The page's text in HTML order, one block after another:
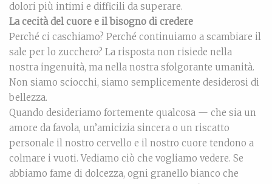
dolori più intimi e difficili da superare.
La cecità del cuore e il bisogno di credere
Perché ci caschiamo? Perché continuiamo a scambiare il
sale per lo zucchero? La risposta non risiede nella
nostra ingenuità, ma nella nostra sfolgorante umanità.
Non siamo sciocchi, siamo semplicemente desiderosi di
bellezza.
Quando desideriamo fortemente qualcosa — che sia un
amore da favola, un’amicizia sincera o un riscatto
personale il nostro cervello e il nostro cuore tendono a
colmare i vuoti. Vediamo ciò che vogliamo vedere. Se
abbiamo fame di dolcezza, ogni granello bianco che